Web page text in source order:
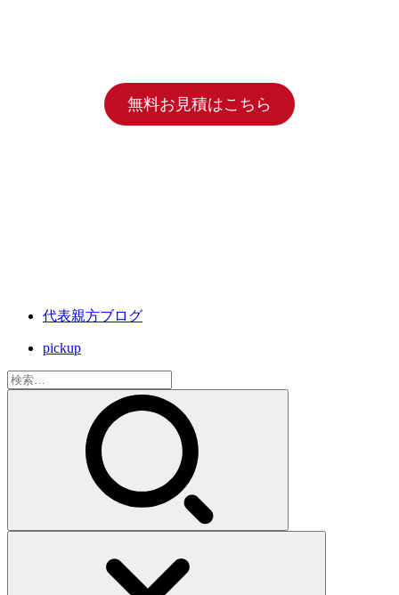
無料お見積はこちら
代表親方ブログ
pickup
検
索: